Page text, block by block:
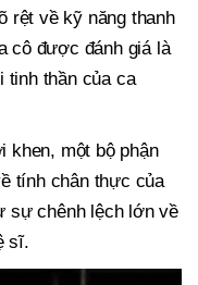
rệt về kỹ năng thanh
cô được đánh giá là
thần của ca
khen, một bộ phận
tính chân thực của
sự chênh lệch lớn về
sĩ.